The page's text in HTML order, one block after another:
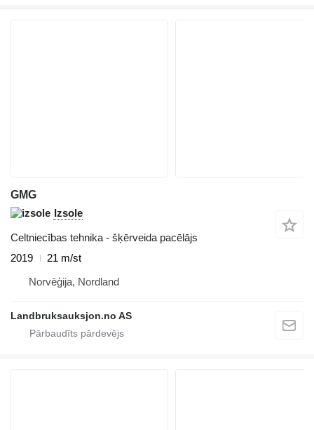
GMG
Izsole
Celtniecības tehnika - šķērveida pacēlājs
2019
21 m/st
Norvēģija, Nordland
Landbruksauksjon.no AS